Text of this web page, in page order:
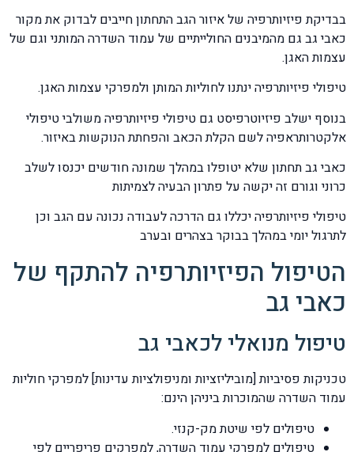
בבדיקת פיזיותרפיה של איזור הגב התחתון חייבים לבדוק את מקור
כאבי גב גם מהמיבנים החולייתיים של עמוד השדרה המותני וגם של
עצמות האגן.
טיפולי פיזיותרפיה ינתנו לחוליות המותן ולמפרקי עצמות האגן.
בנוסף ישלב פיזיוטרפיסט גם טיפולי פיזיותרפיה משולבי טיפולי
אלקטרותראפיה לשם הקלת הכאב והפחתת הנוקשות באיזור.
כאבי גב תחתון שלא יטופלו במהלך שמונה חודשים יכנסו לשלב
כרוני וגורם זה יקשה על פתרון הבעיה לצמיתות
טיפולי פיזיותרפיה יכללו גם הדרכה לעבודה נכונה עם הגב וכן
לתרגול יומי במהלך בבוקר בצהרים ובערב
הטיפול הפיזיותרפיה להתקף של
כאבי גב
טיפול מנואלי לכאבי גב
טכניקות פסיביות [מוביליזציות ומניפולציות עדינות] למפרקי חוליות
עמוד השדרה שהמוכרות ביניהן הינם:
טיפולים לפי שיטת מק-קנזי.
טיפולים למפרקי עמוד השדרה, למפרקים פריפריים לפי